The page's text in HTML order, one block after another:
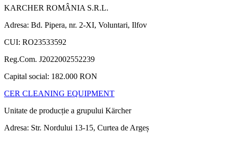
KARCHER ROMÂNIA S.R.L.
Adresa: Bd. Pipera, nr. 2-XI, Voluntari, Ilfov
CUI: RO23533592
Reg.Com. J2022002552239
Capital social: 182.000 RON
CER CLEANING EQUIPMENT
Unitate de producție a grupului Kärcher
Adresa: Str. Nordului 13-15, Curtea de Argeș